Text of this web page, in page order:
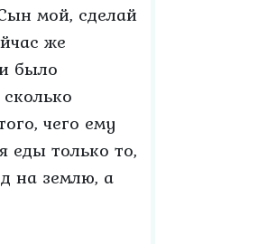
мой, сделай
же
было
чего ему
еды только то,
на землю, а